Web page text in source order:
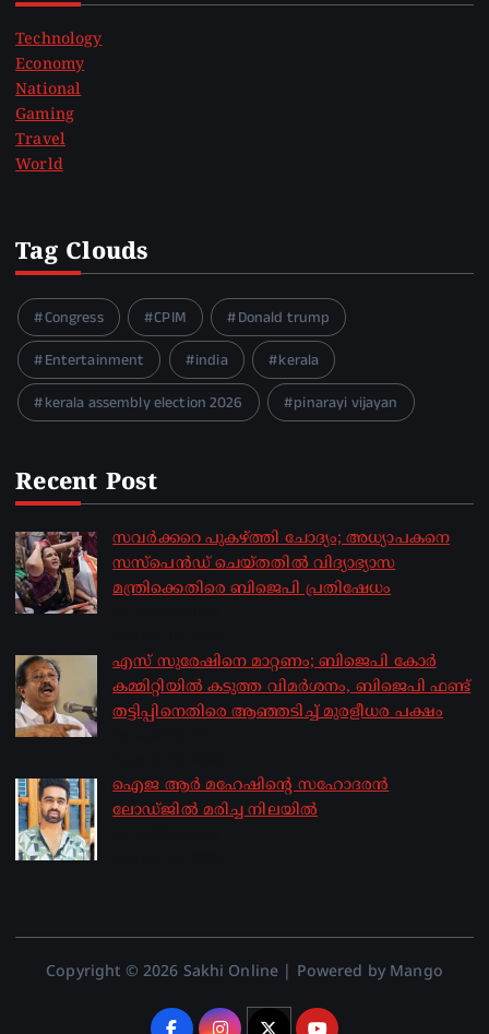
Technology
Economy
National
Gaming
Travel
World
Tag Clouds
Congress CPIM
Donald trump
Entertainment
india
kerala
kerala assembly election 2026
pinarayi vijayan
Recent Post
സവര്‍ക്കറെ പുകഴ്ത്തി ചോദ്യം; അധ്യാപകനെ
സസ്‌പെന്‍ഡ് ചെയ്തതില്‍ വിദ്യാഭ്യാസ
മന്ത്രിക്കെതിരെ ബിജെപി പ്രതിഷേധം
എസ് സുരേഷിനെ മാറ്റണം; ബിജെപി കോർ
കമ്മിറ്റിയിൽ കടുത്ത വിമർശനം, ബിജെപി ഫണ്ട്
തട്ടിപ്പിനെതിരെ ആഞ്ഞടിച്ച് മുരളീധര പക്ഷം
ഐജ ആർ മഹേഷിന്റെ സഹോദരൻ
ലോഡ്ജിൽ മരിച്ച നിലയിൽ
Copyright © 2026 Sakhi Online | Powered by Mango